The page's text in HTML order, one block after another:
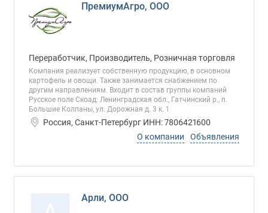
ПремиумАгро, ООО
Переработчик, Производитель, Розничная торговля
Компания реализует собственную продукцию, в основном
картофель и овощи. Также занимается снабжением по
другим направлениям. Входит в состав группы компаний
Русское поле Скоад: Ленинградская обл., Гатчинский р., п.
Большие Колпаны, ул. Дорожная д. 3 к. 1
Россия, Санкт-Петербург ИНН: 7806421600
О компании
Объявления
Арли, ООО